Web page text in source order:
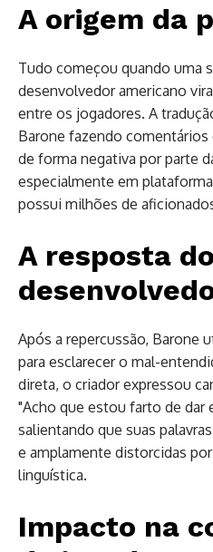
A origem da
Tudo começou quando uma
desenvolvedor americano
entre os jogadores. A
Barone fazendo
de forma negativa por parte
especialmente em
possui milhões de
A resposta do
Após a repercussão, Barone
para esclarecer o mal-
direta, o criador expressou
"Acho que estou farto de dar
salientando que suas
e amplamente distorcidas
linguística.
Impacto na